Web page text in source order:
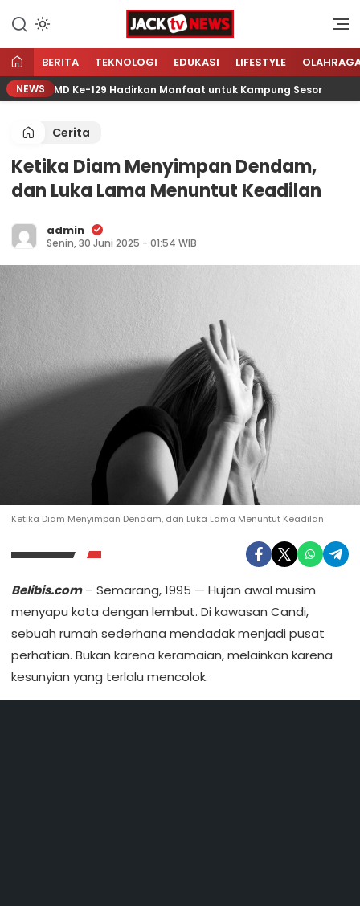
konten
Jacktvnews.com
Sumber Referensi Terpercaya
BERITA TEKNOLOGI EDUKASI LIFESTYLE
NEWS
TMMD Ke-129 Hadirkan Manfaat untuk Kampung Sesor
Cerita
Ketika Diam Menyimpan Dendam,
dan Luka Lama Menuntut Keadilan
admin
Senin, 30 Juni 2025 - 01:54 WIB
Ketika Diam Menyimpan Dendam, dan Luka Lama Menuntut Keadilan
Belibis.com– Semarang, 1995 — Hujan awal musim
menyapu kota dengan lembut. Di kawasan Candi,
sebuah rumah sederhana mendadak menjadi pusat
perhatian. Bukan karena keramaian, melainkan karena
kesunyian yang terlalu mencolok.